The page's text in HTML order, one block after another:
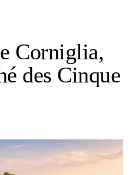
Corniglia,
des Cinque